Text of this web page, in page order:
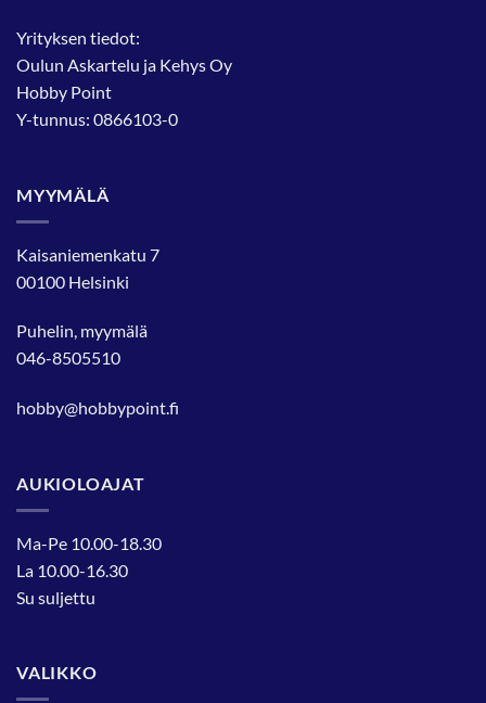
Yrityksen tiedot:
Oulun Askartelu ja Kehys Oy
Hobby Point
Y-tunnus: 0866103-0
MYYMÄLÄ
Kaisaniemenkatu 7
00100 Helsinki
Puhelin, myymälä
046-8505510
hobby@hobbypoint.fi
AUKIOLOAJAT
Ma-Pe 10.00-18.30
La 10.00-16.30
Su suljettu
VALIKKO